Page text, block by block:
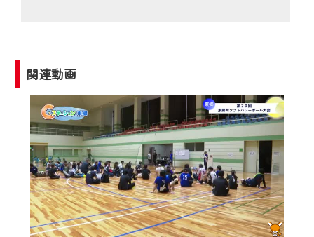
関連動画
2024年9月24日からはご加入者様へのサー
ビス向上のため、
『CCNet Web TV』を利用いただくには、
一部コンテンツを除き、
CCNetサービスへの加入と『CCNetマイ
ページ※』へのログインが必要となりま
す。
何卒、ご理解ご了承の程よろしくお願い
いたします。